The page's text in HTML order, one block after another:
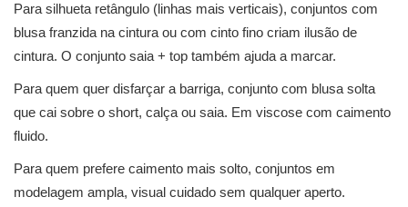
Para silhueta retângulo (linhas mais verticais), conjuntos com
blusa franzida na cintura ou com cinto fino criam ilusão de
cintura. O conjunto saia + top também ajuda a marcar.
Para quem quer disfarçar a barriga, conjunto com blusa solta
que cai sobre o short, calça ou saia. Em viscose com caimento
fluido.
Para quem prefere caimento mais solto, conjuntos em
modelagem ampla, visual cuidado sem qualquer aperto.